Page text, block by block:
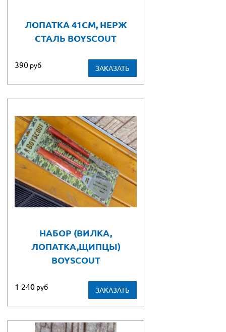
ЛОПАТКА 41СМ, НЕРЖ
СТАЛЬ BOYSCOUT
390 руб ЗАКАЗАТЬ
НАБОР (ВИЛКА,
ЛОПАТКА,ЩИПЦЫ)
BOYSCOUT
1 240 руб ЗАКАЗАТЬ